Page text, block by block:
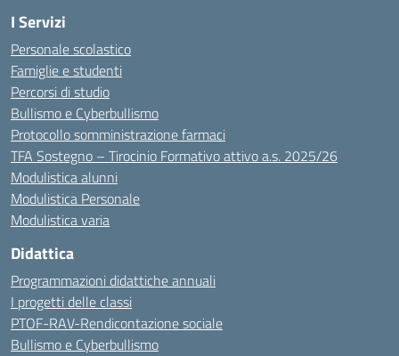
I Servizi
Personale scolastico
Famiglie e studenti
Percorsi di studio
Bullismo e Cyberbullismo
Protocollo somministrazione farmaci
TFA Sostegno – Tirocinio Formativo attivo a.s. 2025/26
Modulistica alunni
Modulistica Personale
Modulistica varia
Didattica
Programmazioni didattiche annuali
I progetti delle classi
PTOF-RAV-Rendicontazione sociale
Bullismo e Cyberbullismo